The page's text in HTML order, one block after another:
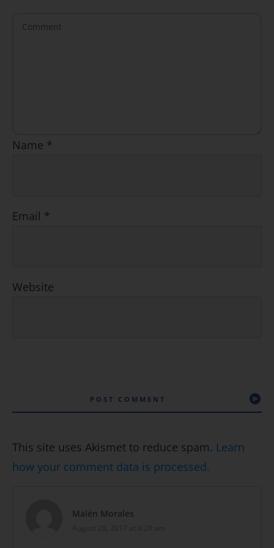
Name *
Email *
Website
POST COMMENT
This site uses Akismet to reduce spam. Learn
how your comment data is processed.
Malén Morales